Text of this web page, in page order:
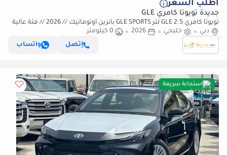
أطلب السعر
جديدة تويوتا كامري GLE
تويوتا كامري GLE 2.5 لتر GLE SPORTS بانزين أوتوماتيك // 2026 // فئة عالية
مع رادار، DVD وكاميرا خلفية، بانوراما // عر
دبي خليجي 2026
0 كيلومتر
إتصل
واتساب
استجابة سريعة